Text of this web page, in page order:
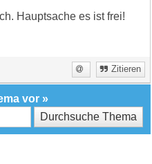
Hauptsache es ist frei!
Zitieren
vor »